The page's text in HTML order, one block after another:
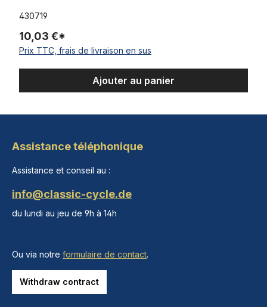
430719
10,03 €*
Prix TTC, frais de livraison en sus
Ajouter au panier
Assistance téléphonique
Assistance et conseil au :
info@classic-cycle.de
du lundi au jeu de 9h à 14h
Ou via notre formulaire de contact.
Withdraw contract